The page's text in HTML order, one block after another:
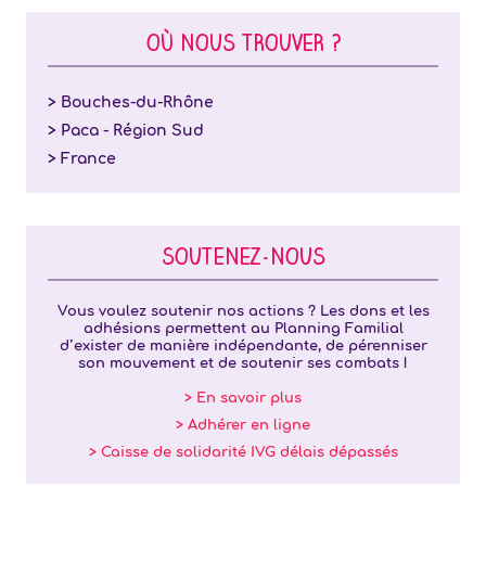
OÙ NOUS TROUVER ?
> Bouches-du-Rhône
> Paca - Région Sud
> France
SOUTENEZ-NOUS
Vous voulez soutenir nos actions ? Les dons et les
adhésions permettent au Planning Familial
d’exister de manière indépendante, de pérenniser
son mouvement et de soutenir ses combats !
> En savoir plus
> Adhérer en ligne
> Caisse de solidarité IVG délais dépassés